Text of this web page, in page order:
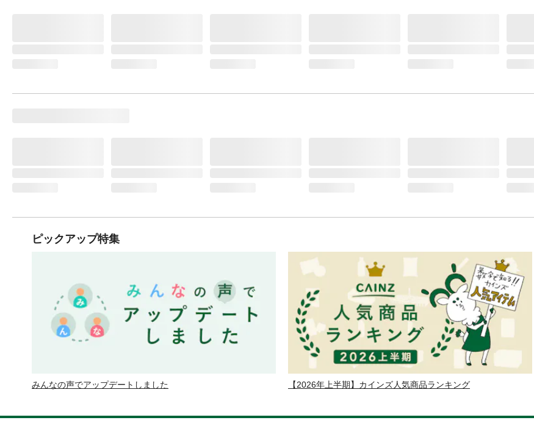
ピックアップ特集
みんなの声でアップデートしました 【2026年上半期】カインズ人気商品ランキング